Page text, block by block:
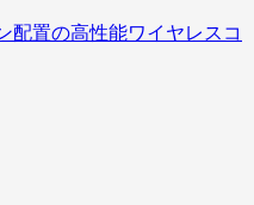
配置の高性能ワイヤレスコ